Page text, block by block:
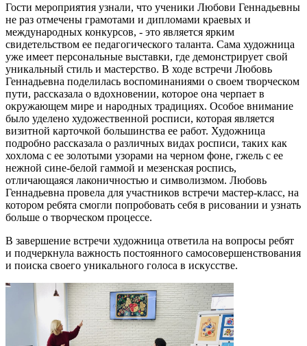
Гости мероприятия узнали, что ученики Любови Геннадьевны
не раз отмечены грамотами и дипломами краевых и
международных конкурсов, - это является ярким
свидетельством ее педагогического таланта. Сама художница
уже имеет персональные выставки, где демонстрирует свой
уникальный стиль и мастерство. В ходе встречи Любовь
Геннадьевна поделилась воспоминаниями о своем творческом
пути, рассказала о вдохновении, которое она черпает в
окружающем мире и народных традициях. Особое внимание
было уделено художественной росписи, которая является
визитной карточкой большинства ее работ. Художница
подробно рассказала о различных видах росписи, таких как
хохлома с ее золотыми узорами на черном фоне, гжель с ее
нежной сине-белой гаммой и мезенская роспись,
отличающаяся лаконичностью и символизмом. Любовь
Геннадьевна провела для участников встречи мастер-класс, на
котором ребята смогли попробовать себя в рисовании и узнать
больше о творческом процессе.
В завершение встречи художница ответила на вопросы ребят
и подчеркнула важность постоянного самосовершенствования
и поиска своего уникального голоса в искусстве.